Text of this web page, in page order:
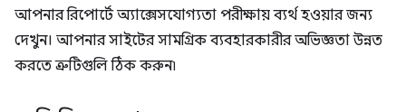
আপনার রিপোর্টে অ্যাক্সেসযোগ্যতা পরীক্ষায় ব্যর্থ হওয়ার জন্য
দেখুন। আপনার সাইটের সামগ্রিক ব্যবহারকারীর অভিজ্ঞতা উন্নত
করতে ত্রুটিগুলি ঠিক করুন৷